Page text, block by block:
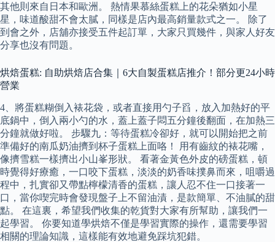
其他則來自日本和歐洲。 熱情果慕絲蛋糕上的花朵猶如小星
星，味道酸甜不會太膩，同樣是店內最高銷量款式之一。 除了
到會之外，店舖亦接受五件起訂單，大家只買幾件，與家人好友
分享也沒有問題。
烘焙蛋糕: 自助烘焙店合集｜6大自製蛋糕店推介！部分更24小時
營業
4、將蛋糕糊倒入裱花袋，或者直接用勺子舀，放入加熱好的平
底鍋中，倒入兩小勺的水，蓋上蓋子悶五分鐘後翻面，在加熱三
分鐘就做好啦。 步驟九：等待蛋糕冷卻好，就可以開始把之前
準備好的南瓜奶油擠到杯子蛋糕上面咯！ 用有齒紋的裱花嘴，
像擠雪糕一樣擠出小山峯形狀。 看著金黃色外皮的磅蛋糕，頓
時覺得好療癒，一口咬下蛋糕，淡淡的奶香味撲鼻而來，咀嚼過
程中，扎實卻又帶點檸檬清香的蛋糕，讓人忍不住一口接著一
口，當你喫完時會發現盤子上不留油漬，是款簡單、不油膩的甜
點。 在這裏，希望我們收集的乾貨對大家有所幫助，讓我們一
起學習。 你要知道學烘焙不僅是學習實際的操作，還需要學習
相關的理論知識，這樣能有效地避免踩坑犯錯。